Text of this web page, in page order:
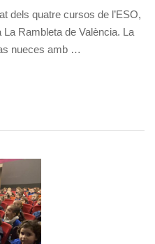
dels quatre cursos de l’ESO,
La Rambleta de València. La
nueces amb …